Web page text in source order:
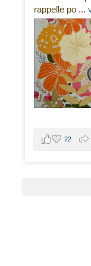
rappelle po ...
22